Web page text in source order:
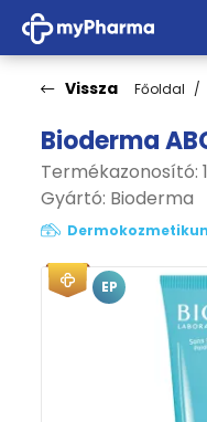
Vissza Főoldal
Bioderma
Termékazonosító:
Gyártó: Bioderma
EP